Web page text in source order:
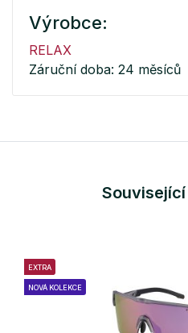
Výrobce:
RELAX
Záruční doba: 24 měsíců
EXTRA
NOVÁ KOLEKCE